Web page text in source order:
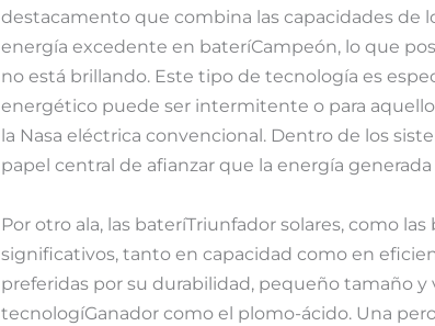
destacamento que combina las capacidades de
energía excedente en bateríCampeón, lo que
no está brillando. Este tipo de tecnología es
energético puede ser intermitente o para
la Nasa eléctrica convencional. Dentro de los
papel central de afianzar que la energía
Por otro ala, las bateríTriunfador solares, como
significativos, tanto en capacidad como en
preferidas por su durabilidad, pequeño tamaño
tecnologíGanador como el plomo-ácido. Una